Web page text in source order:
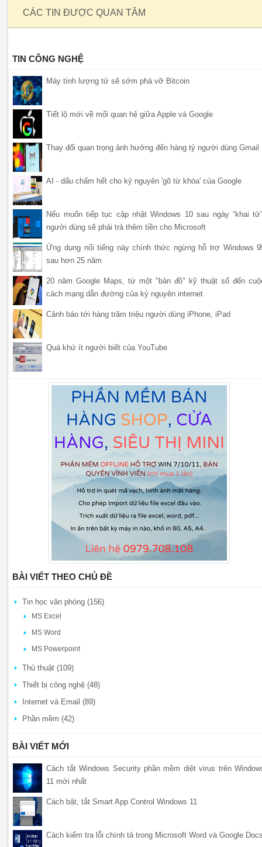
CÁC TIN ĐƯỢC QUAN TÂM
TIN CÔNG NGHỆ
Máy tính lượng tử sẽ sớm phá vỡ Bitcoin
Tiết lộ mới về mối quan hệ giữa Apple và Google
Thay đổi quan trọng ảnh hưởng đến hàng tỷ người dùng Gmail
AI - dấu chấm hết cho kỷ nguyên 'gõ từ khóa' của Google
Nếu muốn tiếp tục cập nhật Windows 10 sau ngày “khai
người dùng sẽ phải trả thêm tiền cho Microsoft
Ứng dụng nổi tiếng này chính thức ngừng hỗ trợ Windows
sau hơn 25 năm
20 năm Google Maps, từ một "bản đồ" kỹ thuật số đến
cách mạng dẫn đường của kỷ nguyên internet
Cảnh báo tới hàng trăm triệu người dùng iPhone, iPad
Quá khứ ít người biết của YouTube
BÀI VIẾT THEO CHỦ ĐỀ
Tin học văn phòng (156)
MS Excel
MS Word
MS Powerpoint
Thủ thuật (109)
Thiết bị công nghệ (48)
Internet và Email (89)
Phần mềm (42)
BÀI VIẾT MỚI
Cách tắt Windows Security phần mềm diệt virus trên
11 mới nhất
Cách bật, tắt Smart App Control Windows 11
Cách kiểm tra lỗi chính tả trong Microsoft Word và Google